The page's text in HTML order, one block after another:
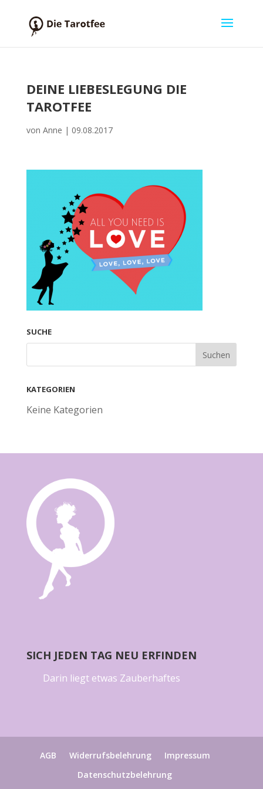
DEINE LIEBESLEGUNG DIE
TAROTFEE
von Anne | 09.08.2017
SUCHE
KATEGORIEN
Keine Kategorien
SICH JEDEN TAG NEU ERFINDEN
Darin liegt etwas Zauberhaftes
AGB Widerrufsbelehrung
Impressum
Datenschutzbelehrung